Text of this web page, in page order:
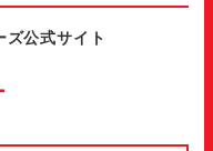
公式サイト